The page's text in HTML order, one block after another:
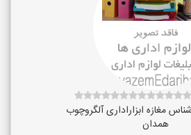
مغازه ابزاراداری آلگروچوب
همدان